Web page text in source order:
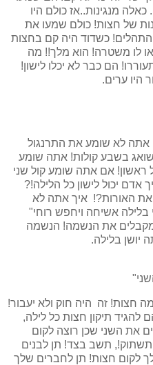
מנגינות..אז כולם היו
של חצות! כולם שמעו את
כשדוד היה קם בחצות
לו משטרה! הוא מלך!! מה
הם כבר לא יכלו לישון!
היו ערים.
אתה לא שומע את התרנגול
בשבע קולות! אתה שומע
ראשון! אם אתה שומע קול שני
אדם יכול לישון כל הלילה!?
את האורות?! איך אתה לא
בלילה אשיחה ויחפש רוחי"
את הנשמה! הנשמה
יושן בלילה.
קמה חצות! זה היה חוק ולא יעבור!
להגיד תיקון חצות כל לילה,
את השני שכן רוצה לקום
תשב בצד! תן לבנים
לקום חצות! תן לחברים שלך